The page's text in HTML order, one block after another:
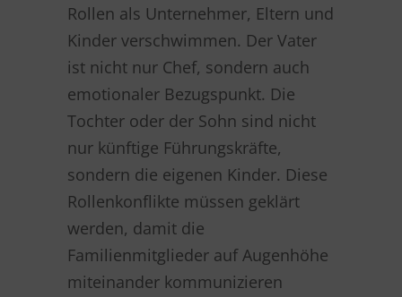
Rollen als Unternehmer, Eltern und
Kinder verschwimmen. Der Vater
ist nicht nur Chef, sondern auch
emotionaler Bezugspunkt. Die
Tochter oder der Sohn sind nicht
nur künftige Führungskräfte,
sondern die eigenen Kinder. Diese
Rollenkonflikte müssen geklärt
werden, damit die
Familienmitglieder auf Augenhöhe
miteinander kommunizieren